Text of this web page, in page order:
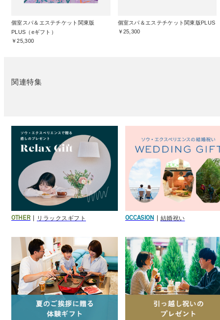
個室スパ＆エステチケット関東版
PLUS（eギフト）
￥25,300
個室スパ＆エステチケット関東版PLUS
￥25,300
関連特集
OTHER リラックスギフト OCCASION 結婚祝い